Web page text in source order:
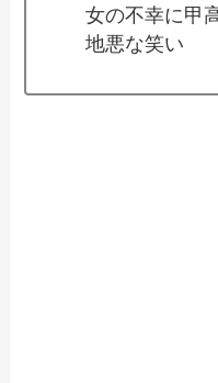
女の不幸に甲
地悪な笑い